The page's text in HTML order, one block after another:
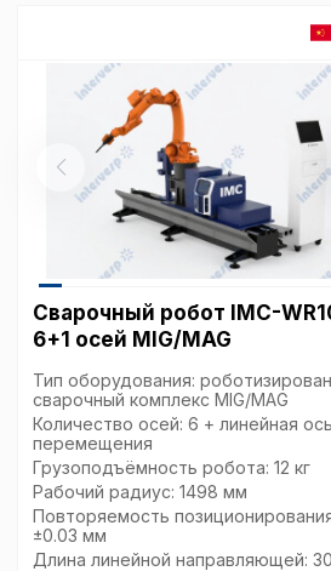
Сварочный робот IMC-
6+1 осей MIG/MAG
Тип оборудования:
сварочный комплекс MIG/MAG
Количество осей: 6 + линейная ось
перемещения
Грузоподъёмность робота: 12 кг
Рабочий радиус: 1498 мм
Повторяемость
±0.03 мм
Длина линейной направляющей: